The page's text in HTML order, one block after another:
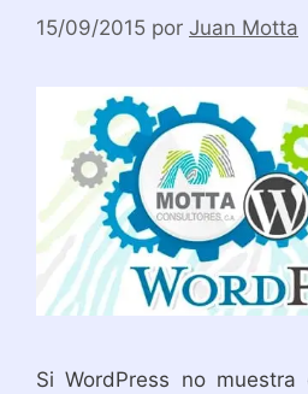
15/09/2015 por Juan Motta
Si WordPress no